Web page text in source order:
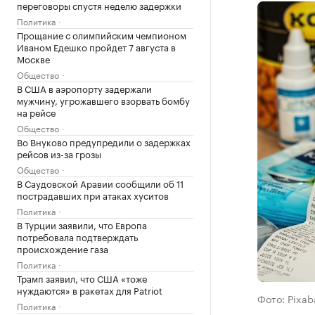
переговоры спустя неделю задержки
Политика
Прощание с олимпийским чемпионом
Иваном Едешко пройдет 7 августа в
Москве
Общество
В США в аэропорту задержали
мужчину, угрожавшего взорвать бомбу
на рейсе
Общество
Во Внуково предупредили о задержках
рейсов из-за грозы
Общество
В Саудовской Аравии сообщили об 11
пострадавших при атаках хуситов
Политика
В Турции заявили, что Европа
потребовала подтверждать
происхождение газа
Политика
Трамп заявил, что США «тоже
нуждаются» в ракетах для Patriot
Политика Фото: